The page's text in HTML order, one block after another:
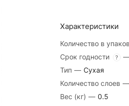
Характеристики
Количество в
Срок годности
?
Тип — Сухая
Количество слоев —
Вес (кг) — 0.5